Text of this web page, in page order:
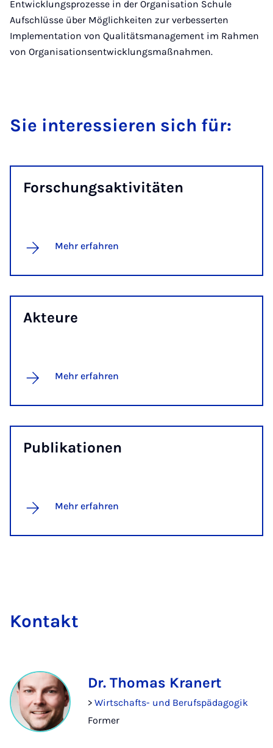
Entwicklungsprozesse in der Organisation Schule
Aufschlüsse über Möglichkeiten zur verbesserten
Implementation von Qualitätsmanagement im Rahmen
von Organisationsentwicklungsmaßnahmen.
Sie in­teressier­en sich für:
Forschung­sakt­iv­itäten
Mehr erfahren
Ak­teure
Mehr erfahren
Pub­lika­tion­en
Mehr erfahren
Kon­takt
Dr. Thomas Kranert
> Wirtschafts- und Berufspädagogik
Former